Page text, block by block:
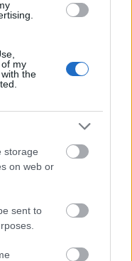
my
the
storage
on web or
sent to